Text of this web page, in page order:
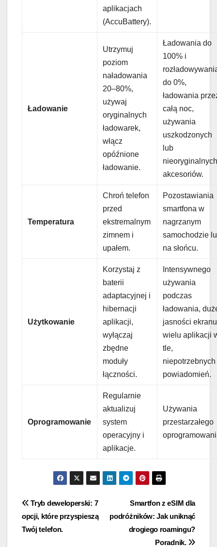
aplikacjach
(AccuBattery).
Ładowanie
Utrzymuj
poziom
naładowania
20–80%,
używaj
oryginalnych
ładowarek,
włącz
opóźnione
ładowanie.
Ładowania do
100% i
do 0%,
ładowania
całą noc,
używania
uszkodzonych
lub
akcesoriów.
Temperatura
Chroń telefon
przed
ekstremalnym
zimnem i
upałem.
Pozostawiania
smartfona w
nagrzanym
samochodzie
na słońcu.
Użytkowanie
Korzystaj z
baterii
adaptacyjnej i
hibernacji
aplikacji,
wyłączaj
zbędne
moduły
łączności.
Intensywnego
używania
podczas
ładowania,
jasności
wielu aplikacji
tle,
niepotrzebnych
powiadomień.
Oprogramowanie
Regularnie
aktualizuj
system
operacyjny i
aplikacje.
Używania
przestarzałego
Nawigacja
wpisu
Smartfon z eSIM dla
podróżników: Jak uniknąć
drogiego roamingu?
Poradnik.
Tryb deweloperski: 7
opcji, które przyspieszą
Twój telefon.